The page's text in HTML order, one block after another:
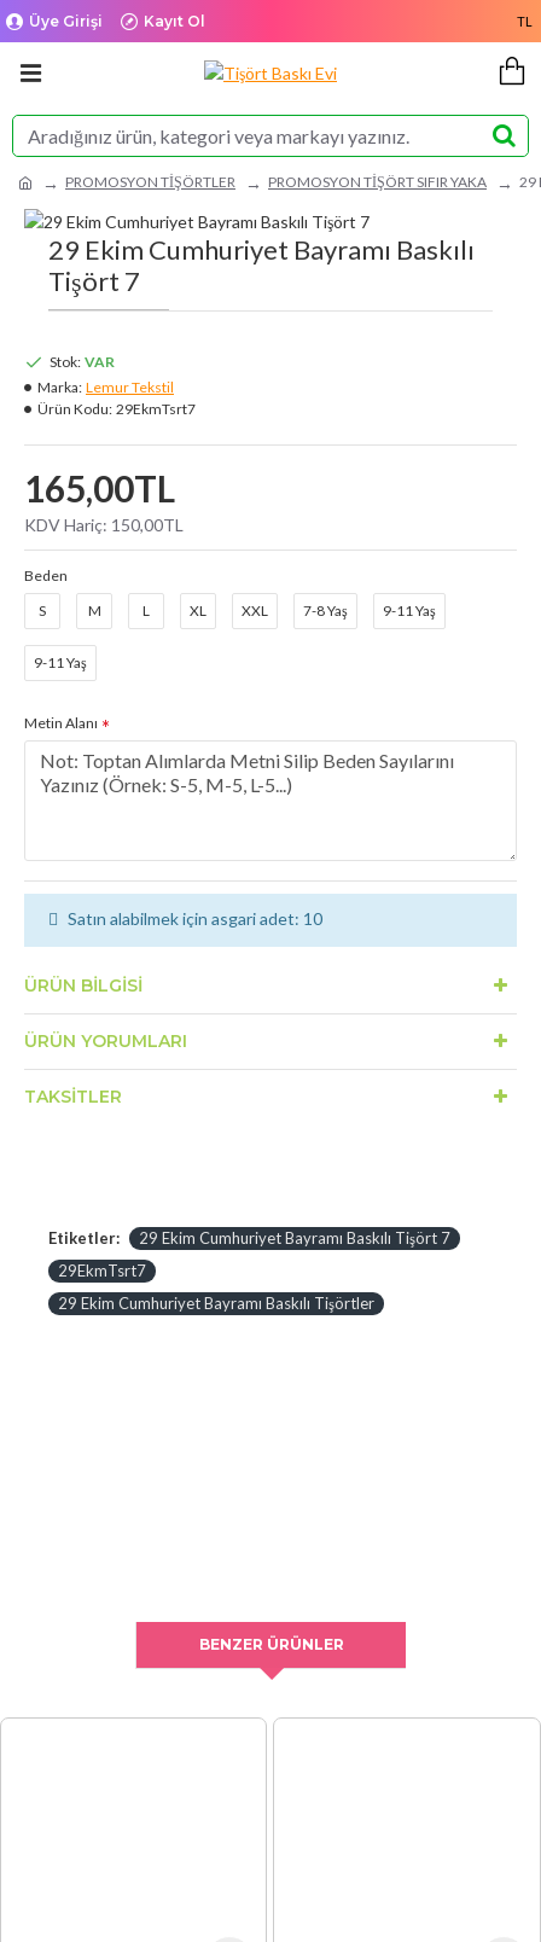
Üye Girişi Kayıt Ol TL
PROMOSYON TİŞÖRTLER PROMOSYON TİŞÖRT SIFIR YAKA 29
29 Ekim Cumhuriyet Bayramı Baskılı
Tişört 7
165,00TL
KDV Hariç: 150,00TL
Stok: VAR
Marka: Lemur Tekstil
Ürün Kodu: 29EkmTsrt7
Beden
S
M L XL XXL 7-8 Yaş 9-11 Yaş
9-11 Yaş
Metin Alanı
Satın alabilmek için asgari adet: 10
ÜRÜN BILGISI
ÜRÜN YORUMLARI
TAKSITLER
Etiketler:
29 Ekim Cumhuriyet Bayramı Baskılı Tişört 7
29EkmTsrt7
29 Ekim Cumhuriyet Bayramı Baskılı Tişörtler
BENZER ÜRÜNLER